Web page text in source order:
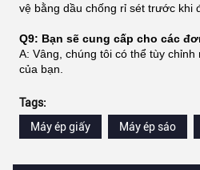
vệ bằng dầu chống rỉ sét trước khi
Q9: Bạn sẽ cung cấp cho các
A: Vâng, chúng tôi có thể tùy
của bạn.
Tags:
Máy ép giấy
Máy ép sáo